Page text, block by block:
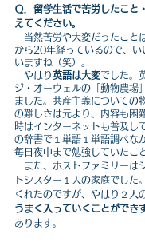
Ｑ．留学生活で苦労したこと
えてください。
当然苦労や大変だったこと
から20年経っているので、い
いますね（笑）。
やはり英語は大変でした。
ジ・オーウェルの「動物農場
ました。共産主義についての
の難しさは元より、内容も困
時はインターネットも普及し
の辞書で１単語１単語調べな
毎日夜中まで勉強していたこ
また、ホストファミリーは
トシスター１人の家庭でした
くれたのですが、やはり２人
うまく入っていくことができ
あります。